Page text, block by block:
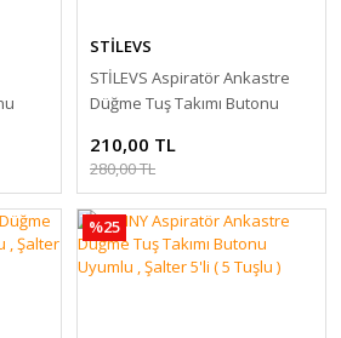
STİLEVS
STİLEVS Aspiratör Ankastre
Düğme Tuş Takımı Butonu
210,00 TL
280,00 TL
%25